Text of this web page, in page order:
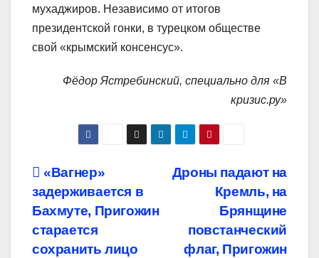
мухаджиров. Независимо от итогов
президентской гонки, в турецком обществе
свой «крымский консенсус».
Фёдор Ястребинский, специально для «В
кризис.ру»
Навигация
по
записям
Дроны падают на
Кремль, на
Брянщине
повстанческий
флаг, Пригожин
«Вагнер»
задерживается в
Бахмуте, Пригожин
старается
сохранить лицо